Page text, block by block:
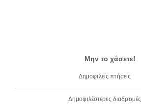
Μην το χάσετε!
Δημοφιλείς πτήσεις
Δημοφιλέστερες διαδρομές